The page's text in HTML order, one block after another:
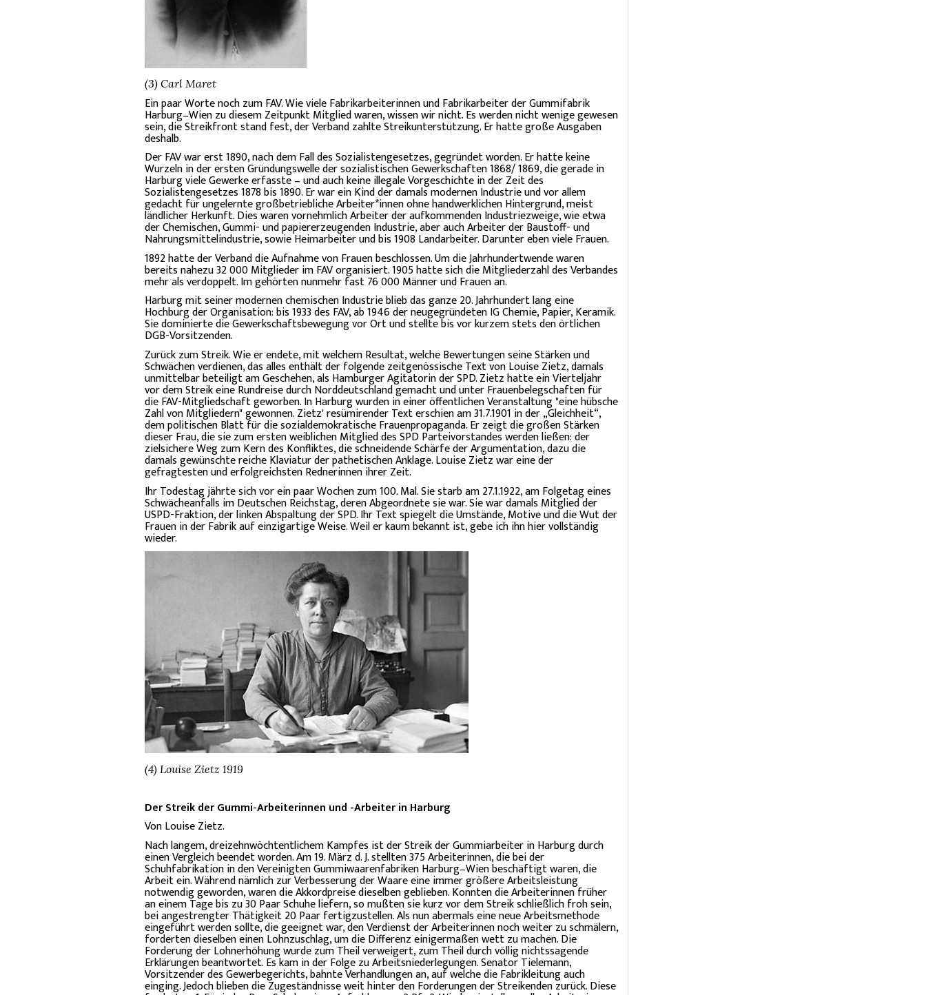
(3) Carl Maret
Ein paar Worte noch zum FAV. Wie viele Fabrikarbeiterinnen und Fabrikarbeiter der Gummifabrik
Harburg–Wien zu diesem Zeitpunkt Mitglied waren, wissen wir nicht. Es werden nicht wenige gewesen
sein, die Streikfront stand fest, der Verband zahlte Streikunterstützung. Er hatte große Ausgaben
deshalb.
Der FAV war erst 1890, nach dem Fall des Sozialistengesetzes, gegründet worden. Er hatte keine
Wurzeln in der ersten Gründungswelle der sozialistischen Gewerkschaften 1868/ 1869, die gerade in
Harburg viele Gewerke erfasste – und auch keine illegale Vorgeschichte in der Zeit des
Sozialistengesetzes 1878 bis 1890. Er war ein Kind der damals modernen Industrie und vor allem
gedacht für ungelernte großbetriebliche Arbeiter*innen ohne handwerklichen Hintergrund, meist
ländlicher Herkunft. Dies waren vornehmlich Arbeiter der aufkommenden Industriezweige, wie etwa
der Chemischen, Gummi- und papiererzeugenden Industrie, aber auch Arbeiter der Baustoff- und
Nahrungsmittelindustrie, sowie Heimarbeiter und bis 1908 Landarbeiter. Darunter eben viele Frauen.
1892 hatte der Verband die Aufnahme von Frauen beschlossen. Um die Jahrhundertwende waren
bereits nahezu 32 000 Mitglieder im FAV organisiert. 1905 hatte sich die Mitgliederzahl des Verbandes
mehr als verdoppelt. Im gehörten nunmehr fast 76 000 Männer und Frauen an.
Harburg mit seiner modernen chemischen Industrie blieb das ganze 20. Jahrhundert lang eine
Hochburg der Organisation: bis 1933 des FAV, ab 1946 der neugegründeten IG Chemie, Papier, Keramik.
Sie dominierte die Gewerkschaftsbewegung vor Ort und stellte bis vor kurzem stets den örtlichen
DGB-Vorsitzenden.
Zurück zum Streik. Wie er endete, mit welchem Resultat, welche Bewertungen seine Stärken und
Schwächen verdienen, das alles enthält der folgende zeitgenössische Text von Louise Zietz, damals
unmittelbar beteiligt am Geschehen, als Hamburger Agitatorin der SPD. Zietz hatte ein Vierteljahr
vor dem Streik eine Rundreise durch Norddeutschland gemacht und unter Frauenbelegschaften für
die FAV-Mitgliedschaft geworben. In Harburg wurden in einer öffentlichen Veranstaltung "eine hübsche
Zahl von Mitgliedern" gewonnen. Zietz' resümirender Text erschien am 31.7.1901 in der „Gleichheit“,
dem politischen Blatt für die sozialdemokratische Frauenpropaganda. Er zeigt die großen Stärken
dieser Frau, die sie zum ersten weiblichen Mitglied des SPD Parteivorstandes werden ließen: der
zielsichere Weg zum Kern des Konfliktes, die schneidende Schärfe der Argumentation, dazu die
damals gewünschte reiche Klaviatur der pathetischen Anklage. Louise Zietz war eine der
gefragtesten und erfolgreichsten Rednerinnen ihrer Zeit.
Ihr Todestag jährte sich vor ein paar Wochen zum 100. Mal. Sie starb am 27.1.1922, am Folgetag eines
Schwächeanfalls im Deutschen Reichstag, deren Abgeordnete sie war. Sie war damals Mitglied der
USPD-Fraktion, der linken Abspaltung der SPD. Ihr Text spiegelt die Umstände, Motive und die Wut der
Frauen in der Fabrik auf einzigartige Weise. Weil er kaum bekannt ist, gebe ich ihn hier vollständig
wieder.
(4) Louise Zietz 1919
Der Streik der Gummi-Arbeiterinnen und -Arbeiter in Harburg
Von Louise Zietz.
Nach langem, dreizehnwöchtentlichem Kampfes ist der Streik der Gummiarbeiter in Harburg durch
einen Vergleich beendet worden. Am 19. März d. J. stellten 375 Arbeiterinnen, die bei der
Schuhfabrikation in den Vereinigten Gummiwaarenfabriken Harburg–Wien beschäftigt waren, die
Arbeit ein. Während nämlich zur Verbesserung der Waare eine immer größere Arbeitsleistung
notwendig geworden, waren die Akkordpreise dieselben geblieben. Konnten die Arbeiterinnen früher
an einem Tage bis zu 30 Paar Schuhe liefern, so mußten sie kurz vor dem Streik schließlich froh sein,
bei angestrengter Thätigkeit 20 Paar fertigzustellen. Als nun abermals eine neue Arbeitsmethode
eingeführt werden sollte, die geeignet war, den Verdienst der Arbeiterinnen noch weiter zu schmälern,
forderten dieselben einen Lohnzuschlag, um die Differenz einigermaßen wett zu machen. Die
Forderung der Lohnerhöhung wurde zum Theil verweigert, zum Theil durch völlig nichtssagende
Erklärungen beantwortet. Es kam in der Folge zu Arbeitsniederlegungen. Senator Tielemann,
Vorsitzender des Gewerbegerichts, bahnte Verhandlungen an, auf welche die Fabrikleitung auch
einging. Jedoch blieben die Zugeständnisse weit hinter den Forderungen der Streikenden zurück. Diese